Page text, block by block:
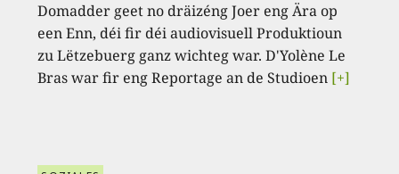
Domadder geet no dräizéng Joer eng Ära op
een Enn, déi fir déi audiovisuell Produktioun
zu Lëtzebuerg ganz wichteg war. D'Yolène Le
Bras war fir eng Reportage an de Studioen [+]